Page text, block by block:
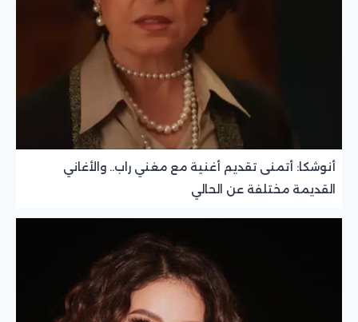
أنوشكا: أتمنى تقديم أغنية مع مغني راب.. والأغاني
القديمة مختلفة عن الحالي